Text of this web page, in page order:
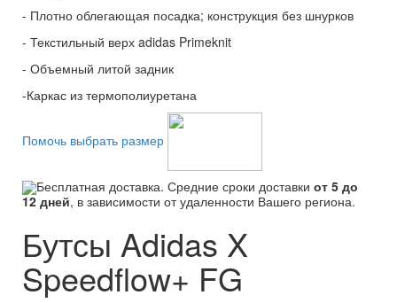
- Плотно облегающая посадка; конструкция без шнурков
- Текстильный верх adidas Primeknit
- Объемный литой задник
-Каркас из термополиуретана
Помочь выбрать размер
Бесплатная доставка. Средние сроки доставки от 5 до
12 дней, в зависимости от удаленности Вашего региона.
Бутсы Adidas X
Speedflow+ FG